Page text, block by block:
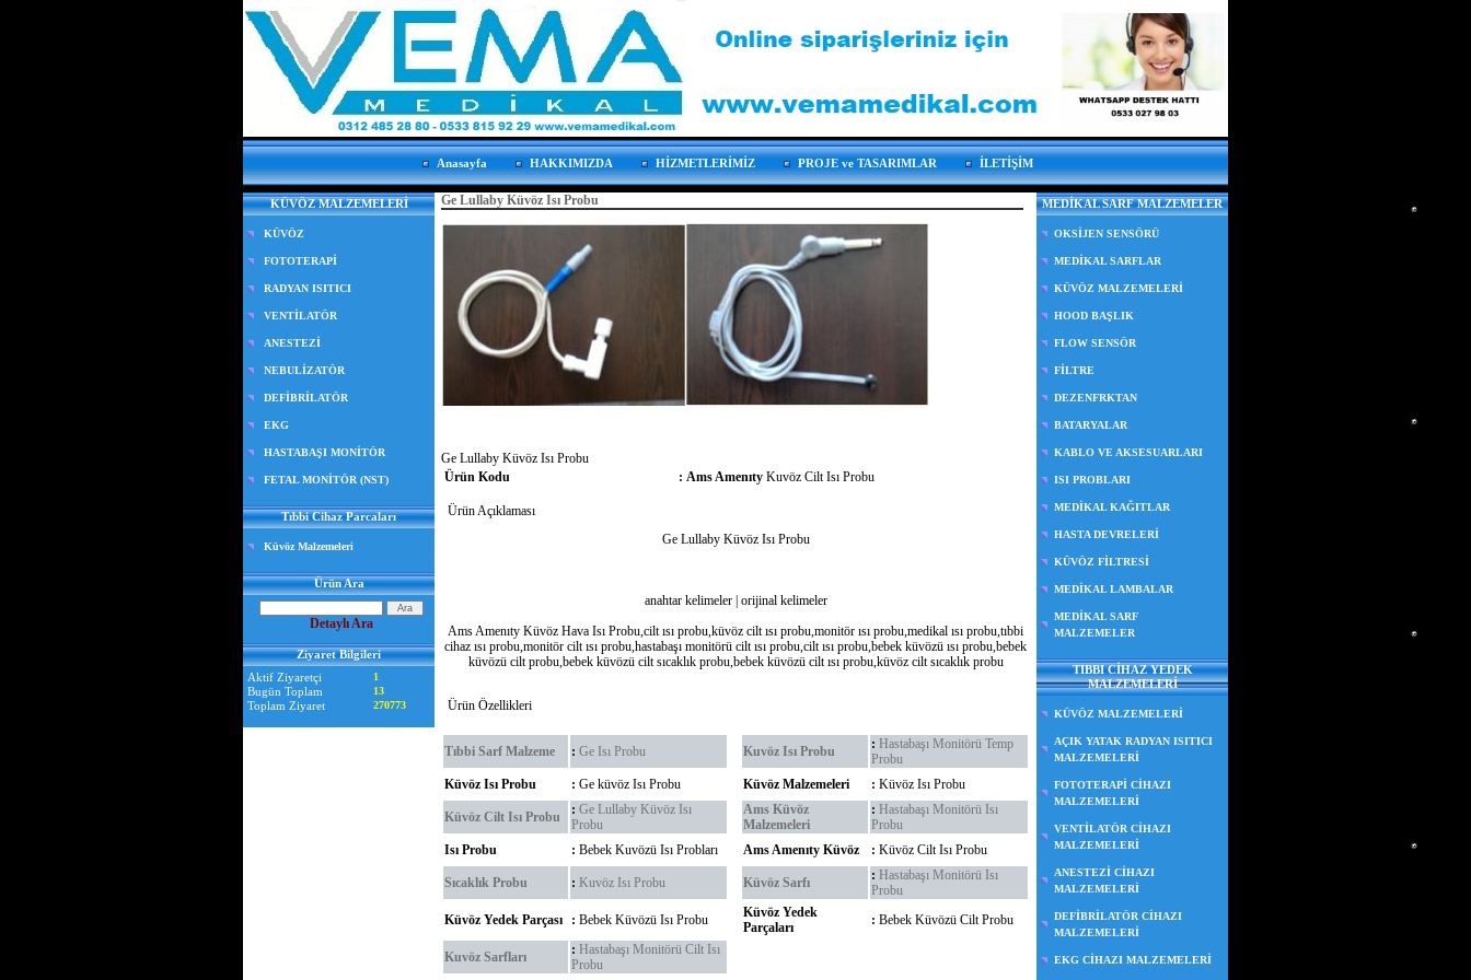
Anasayfa HAKKIMIZDA HİZMETLERİMİZ PROJE ve TASARIMLAR İLETİŞİM
KÜVÖZ MALZEMELERİ
KÜVÖZ
FOTOTERAPİ
RADYAN ISITICI
VENTİLATÖR
ANESTEZİ
NEBULİZATÖR
DEFİBRİLATÖR
EKG
HASTABAŞI MONİTÖR
FETAL MONİTÖR (NST)
Tıbbi Cihaz Parcaları
Küvöz Malzemeleri
Ürün Ara
Detaylı Ara
Ziyaret Bilgileri
Aktif Ziyaretçi
1
Bugün Toplam 13
Toplam Ziyaret 270773
Ge Lullaby Küvöz Isı Probu
Ge Lullaby Küvöz Isı Probu
Ürün Kodu
: Ams Amenıty Kuvöz Cilt Isı Probu
Ürün Açıklaması
Ge Lullaby Küvöz Isı Probu
anahtar kelimeler | orijinal kelimeler
Ams Amenıty Küvöz Hava Isı Probu,cilt ısı probu,küvöz cilt ısı probu,monitör ısı probu,medikal ısı probu,tıbbi
cihaz ısı probu,monitör cilt ısı probu,hastabaşı monitörü cilt ısı probu,cilt ısı probu,bebek küvözü ısı probu,bebek
küvözü cilt probu,bebek küvözü cilt sıcaklık probu,bebek küvözü cilt ısı probu,küvöz cilt sıcaklık probu
Ürün Özellikleri
Tıbbi Sarf Malzeme : Ge Isı Probu Kuvöz Isı Probu : Hastabaşı Monitörü Temp
Probu
Küvöz Isı Probu
: Ge küvöz Isı Probu Küvöz Malzemeleri : Küvöz Isı Probu
Küvöz Cilt Isı Probu : Ge Lullaby Küvöz Isı
Probu
Ams Küvöz
Malzemeleri
: Hastabaşı Monitörü Isı
Probu
Isı Probu
: Bebek Kuvözü Isı Probları Ams Amenıty Küvöz : Küvöz Cilt Isı Probu
Sıcaklık Probu : Kuvöz Isı Probu Küvöz Sarfı : Hastabaşı Monitörü Isı
Probu
Küvöz Yedek Parçası
: Bebek Küvözü Isı Probu
Küvöz Yedek
Parçaları
: Bebek Küvözü Cilt Probu
Kuvöz Sarfları : Hastabaşı Monitörü Cilt Isı
Probu
MEDİKAL SARF MALZEMELER
OKSİJEN SENSÖRÜ
MEDİKAL SARFLAR
KÜVÖZ MALZEMELERİ
HOOD BAŞLIK
FLOW SENSÖR
FİLTRE
DEZENFRKTAN
BATARYALAR
KABLO VE AKSESUARLARI
ISI PROBLARI
MEDİKAL KAĞITLAR
HASTA DEVRELERİ
KÜVÖZ FİLTRESİ
MEDİKAL LAMBALAR
MEDİKAL SARF
MALZEMELER
TIBBI CİHAZ YEDEK
MALZEMELERİ
KÜVÖZ MALZEMELERİ
AÇIK YATAK RADYAN ISITICI
MALZEMELERİ
FOTOTERAPİ CİHAZI
MALZEMELERİ
VENTİLATÖR CİHAZI
MALZEMELERİ
ANESTEZİ CİHAZI
MALZEMELERİ
DEFİBRİLATÖR CİHAZI
MALZEMELERİ
EKG CİHAZI MALZEMELERİ